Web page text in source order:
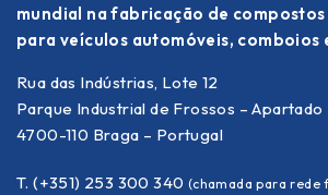
mundial na fabricação de
para veículos automóveis, comboios
Rua das Indústrias, Lote 12
Parque Industrial de Frossos – Apartado
4700-110 Braga – Portugal
T. (+351) 253 300 340 (chamada para rede